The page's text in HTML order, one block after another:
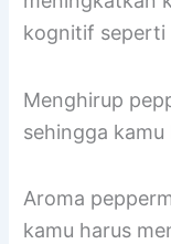
kognitif seperti
Menghirup
sehingga
Aroma
kamu harus